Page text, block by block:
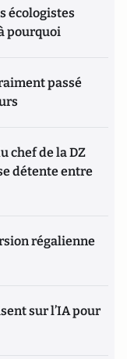
écologistes
pourquoi
passé
chef de la DZ
détente entre
régalienne
sur l’IA pour